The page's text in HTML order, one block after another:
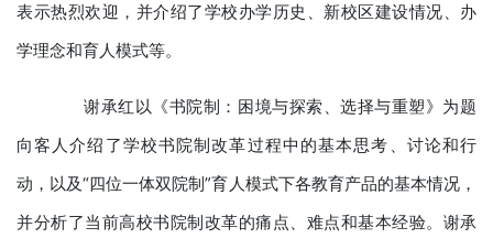
表示热烈欢迎，并介绍了学校办学历史、新校区建设情况、办
学理念和育人模式等。
谢承红以《书院制：困境与探索、选择与重塑》为题
向客人介绍了学校书院制改革过程中的基本思考、讨论和行
动，以及“四位一体双院制”育人模式下各教育产品的基本情况，
并分析了当前高校书院制改革的痛点、难点和基本经验。谢承